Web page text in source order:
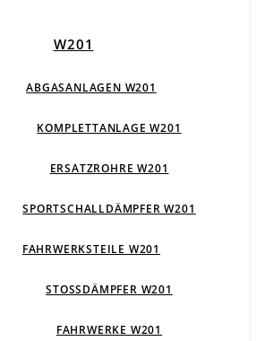
W201
ABGASANLAGEN W201
KOMPLETTANLAGE W201
ERSATZROHRE W201
SPORTSCHALLDÄMPFER W201
FAHRWERKSTEILE W201
STOSSDÄMPFER W201
FAHRWERKE W201